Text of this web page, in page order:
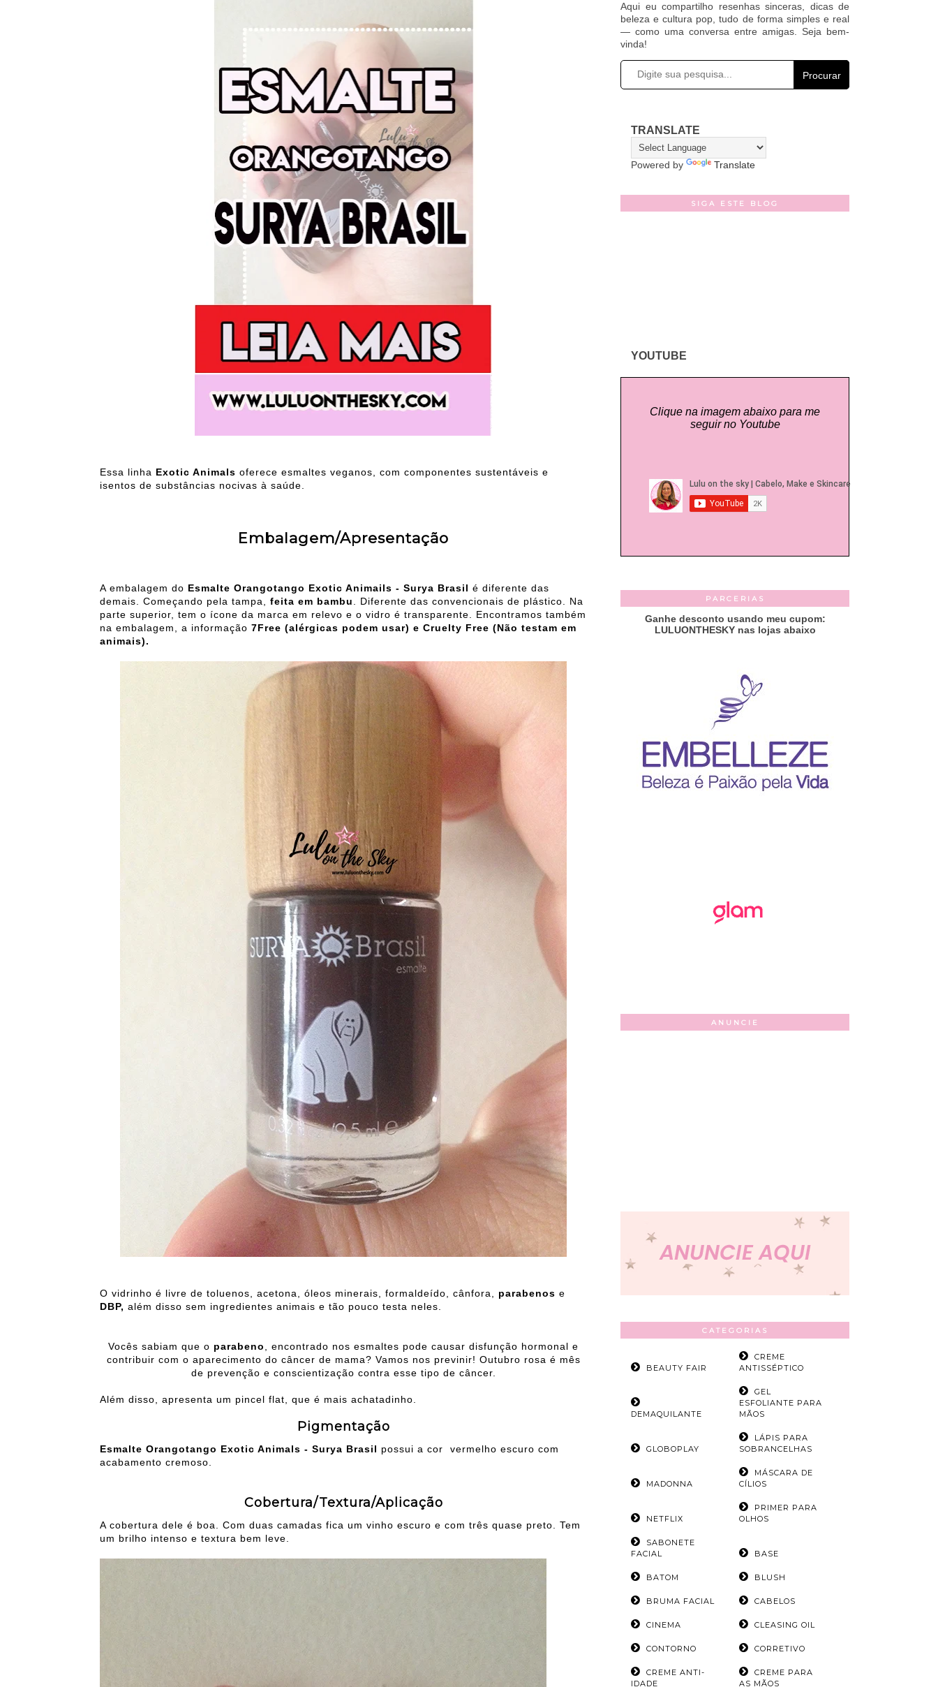
Essa linha Exotic Animals oferece esmaltes veganos, com componentes sustentáveis e
isentos de substâncias nocivas à saúde.
Embalagem/Apresentação
A embalagem do Esmalte Orangotango Exotic Animails - Surya Brasil é diferente das
demais. Começando pela tampa, feita em bambu
. Diferente das convencionais de plástico. Na
parte superior, tem o ícone da marca em relevo e o vidro é transparente. Encontramos também
na embalagem, a informação 7Free (alérgicas podem usar) e Cruelty Free (Não testam em
animais).
O vidrinho é livre de toluenos, acetona, óleos minerais, formaldeído, cânfora, parabenos e
DBP, além disso sem ingredientes animais e tão pouco testa neles.
Vocês sabiam que o parabeno
, encontrado nos esmaltes pode causar disfunção hormonal e
contribuir com o aparecimento do câncer de mama? Vamos nos previnir! Outubro rosa é mês
de prevenção e conscientização contra esse tipo de câncer.
Além disso, apresenta um pincel flat, que é mais achatadinho.
Pigmentação
Esmalte Orangotango Exotic Animals - Surya Brasil possui a cor vermelho escuro com
acabamento cremoso.
Cobertura/Textura/Aplicação
A cobertura dele é boa. Com duas camadas fica um vinho escuro e com três quase preto. Tem
um brilho intenso e textura bem leve.
Aqui eu compartilho resenhas sinceras, dicas de
beleza e cultura pop, tudo de forma simples e real
— como uma conversa entre amigas. Seja bem-
vinda!
Procurar
TRANSLATE
Powered by Translate
SIGA ESTE BLOG
YOUTUBE
Clique na imagem abaixo para me
seguir no Youtube
PARCERIAS
Ganhe desconto usando meu cupom:
LULUONTHESKY nas lojas abaixo
ANUNCIE
CATEGORIAS
BEAUTY FAIR
CREME
ANTISSÉPTICO
DEMAQUILANTE
GEL
ESFOLIANTE PARA
MÃOS
GLOBOPLAY
LÁPIS PARA
SOBRANCELHAS
MADONNA
MÁSCARA DE
CÍLIOS
NETFLIX
PRIMER PARA
OLHOS
SABONETE
FACIAL
BASE
BATOM BLUSH
BRUMA FACIAL CABELOS
CINEMA CLEASING OIL
CONTORNO CORRETIVO
CREME ANTI-
IDADE
CREME PARA
AS MÃOS